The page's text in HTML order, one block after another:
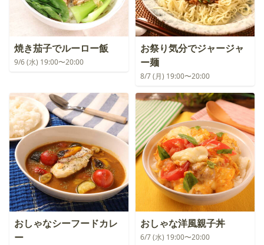
焼き茄子でルーロー飯
9/6 (水) 19:00〜20:00
お祭り気分でジャージャ
ー麺
8/7 (月) 19:00〜20:00
おしゃなシーフードカレ
ー
おしゃな洋風親子丼
6/7 (水) 19:00〜20:00